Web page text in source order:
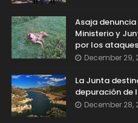
Asaja
Ministerio y
por los
December 29,
La Junta
depuración de
December 28,